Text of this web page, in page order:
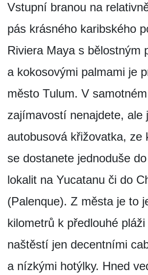
Vstupní branou na
pás krásného karibského
Riviera Maya s bělostným
a kokosovými palmami je
město Tulum. V
zajímavostí nenajdete, ale
autobusová křižovatka, ze
se dostanete jednoduše
lokalit na Yucatanu či do
(Palenque). Z města je to
kilometrů k předlouhé
naštěstí jen decentními
a nízkými hotýlky. Hned